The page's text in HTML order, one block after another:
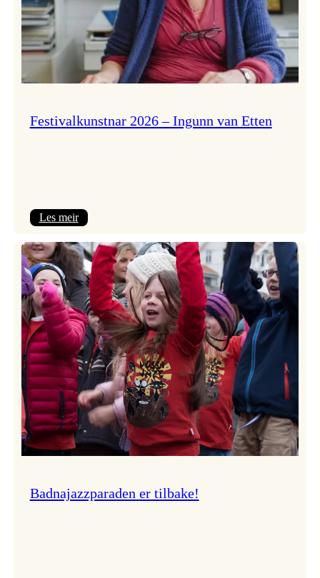
Festivalkunstnar 2026 – Ingunn van Etten
Les meir:
2026
–
Ingunn van Etten
Badnajazzparaden er tilbake!